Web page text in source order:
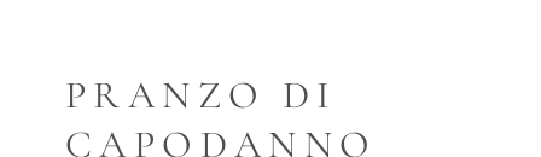
PRANZO DI
CAPODANNO